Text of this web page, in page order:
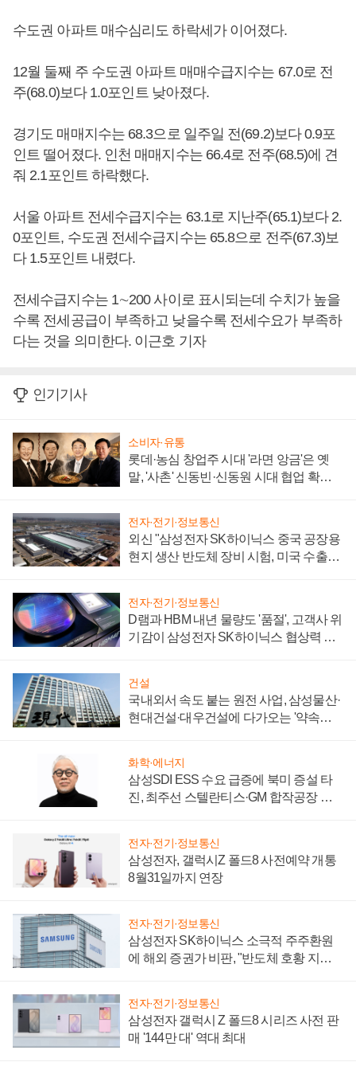
수도권 아파트 매수심리도 하락세가 이어졌다.
12월 둘째 주 수도권 아파트 매매수급지수는 67.0로 전
주(68.0)보다 1.0포인트 낮아졌다.
경기도 매매지수는 68.3으로 일주일 전(69.2)보다 0.9포
인트 떨어졌다. 인천 매매지수는 66.4로 전주(68.5)에 견
줘 2.1포인트 하락했다.
서울 아파트 전세수급지수는 63.1로 지난주(65.1)보다 2.
0포인트, 수도권 전세수급지수는 65.8으로 전주(67.3)보
다 1.5포인트 내렸다.
전세수급지수는 1∼200 사이로 표시되는데 수치가 높을
수록 전세공급이 부족하고 낮을수록 전세수요가 부족하
다는 것을 의미한다. 이근호 기자
인기기사
소비자·유통
롯데·농심 창업주 시대 '라면 앙금'은 옛
말, '사촌' 신동빈·신동원 시대 협업 확대
전자·전기·정보통신
외신 "삼성전자 SK하이닉스 중국 공장용
현지 생산 반도체 장비 시험, 미국 수출통
전자·전기·정보통신
D램과 HBM 내년 물량도 '품절', 고객사 위
기감이 삼성전자 SK하이닉스 협상력 더
건설
국내외서 속도 붙는 원전 사업, 삼성물산·
현대건설·대우건설에 다가오는 '약속의
화학·에너지
삼성SDI ESS 수요 급증에 북미 증설 타
진, 최주선 스텔란티스·GM 합작공장 건
전자·전기·정보통신
삼성전자, 갤럭시Z 폴드8 사전예약 개통
8월31일까지 연장
전자·전기·정보통신
삼성전자 SK하이닉스 소극적 주주환원
에 해외 증권가 비판, "반도체 호황 지속
전자·전기·정보통신
삼성전자 갤럭시 Z 폴드8 시리즈 사전 판
매 '144만 대' 역대 최대